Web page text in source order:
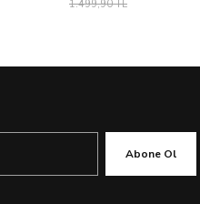
1.499,90 TL
Abone Ol